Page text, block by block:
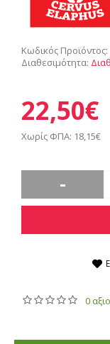
Κωδικός Προϊόντος:
Διαθεσιμότητα:
22,50€
Χωρίς ΦΠΑ: 18,15€
-
0